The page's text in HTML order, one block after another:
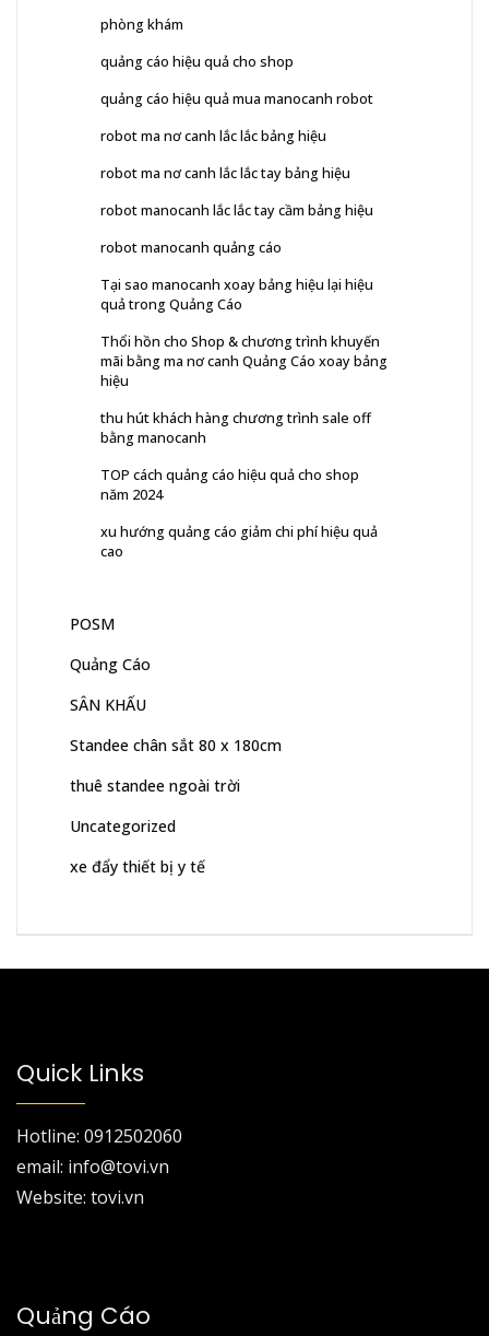
phòng khám
quảng cáo hiệu quả cho shop
quảng cáo hiệu quả mua manocanh robot
robot ma nơ canh lắc lắc bảng hiệu
robot ma nơ canh lắc lắc tay bảng hiệu
robot manocanh lắc lắc tay cầm bảng hiệu
robot manocanh quảng cáo
Tại sao manocanh xoay bảng hiệu lại hiệu
quả trong Quảng Cáo
Thổi hồn cho Shop & chương trình khuyến
mãi bằng ma nơ canh Quảng Cáo xoay bảng
hiệu
thu hút khách hàng chương trình sale off
bằng manocanh
TOP cách quảng cáo hiệu quả cho shop
năm 2024
xu hướng quảng cáo giảm chi phí hiệu quả
cao
POSM
Quảng Cáo
SÂN KHẤU
Standee chân sắt 80 x 180cm
thuê standee ngoài trời
Uncategorized
xe đẩy thiết bị y tế
Quick Links
Hotline: 0912502060
email: info@tovi.vn
Website: tovi.vn
Quảng Cáo